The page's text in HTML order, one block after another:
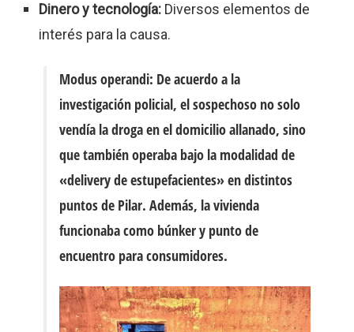
Dinero y tecnología: Diversos elementos de
interés para la causa.
Modus operandi: De acuerdo a la
investigación policial, el sospechoso no solo
vendía la droga en el domicilio allanado, sino
que también operaba bajo la modalidad de
«delivery de estupefacientes»en distintos
puntos de Pilar. Además, la vivienda
funcionaba como búnker y punto de
encuentro para consumidores.